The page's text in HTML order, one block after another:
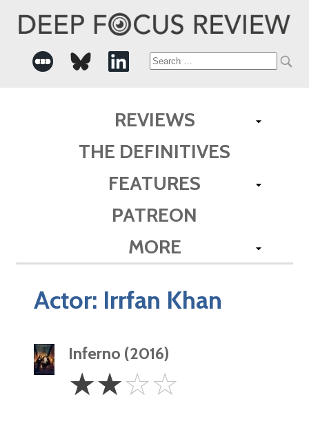
Search
REVIEWS
THE DEFINITIVES
FEATURES
PATREON
MORE
Actor: Irrfan Khan
Inferno (2016)
Stars
☆☆☆☆